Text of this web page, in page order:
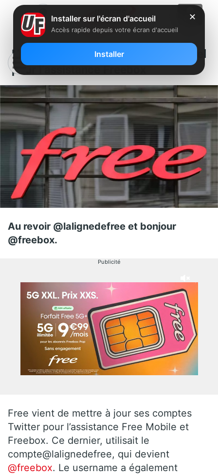
Nouveau compte Twitter officiel
pour l’assistance Freebox
Au revoir @lalignedefree et bonjour
@freebox.
Publicité
Free vient de mettre à jour ses comptes
Twitter pour l’assistance Free Mobile et
Freebox. Ce dernier, utilisait le
compte@lalignedefree, qui devient
@freebox. Le username a également
✕
Installer sur l'écran d'accueil
Accès rapide depuis votre écran d'accueil
Installer